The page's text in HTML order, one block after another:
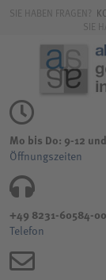
SIE HABEN FRAGEN?
SIE
Mo bis Do: 9-12
Öffnungszeiten
+49 8231-60584-00
Telefon